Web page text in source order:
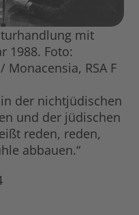
mit
1988. Foto:
RSA F
der nichtjüdischen
und der jüdischen
reden, reden,
abbauen.“